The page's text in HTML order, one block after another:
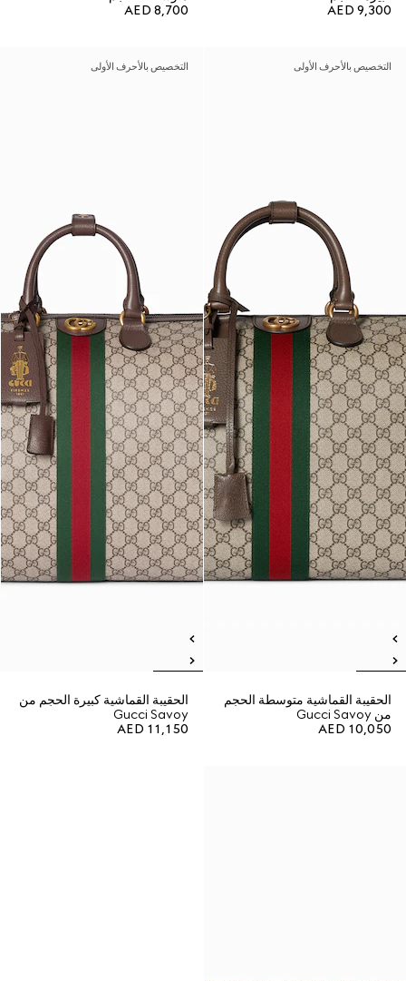
AED 9,300
AED 8,700
التخصيص بالأحرف الأولى
الحقيبة القماشية متوسطة الحجم
من Gucci Savoy
AED 10,050
التخصيص بالأحرف الأولى
الحقيبة القماشية كبيرة الحجم من
Gucci Savoy
AED 11,150